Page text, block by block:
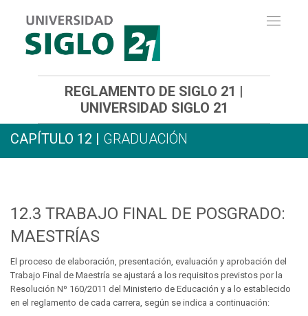
Toggle
REGLAMENTO DE SIGLO 21 |
UNIVERSIDAD SIGLO 21
CAPÍTULO 12 | GRADUACIÓN
12.3 TRABAJO FINAL DE POSGRADO:
MAESTRÍAS
El proceso de elaboración, presentación, evaluación y aprobación del
Trabajo Final de Maestría se ajustará a los requisitos previstos por la
Resolución Nº 160/2011 del Ministerio de Educación y a lo establecido
en el reglamento de cada carrera, según se indica a continuación: